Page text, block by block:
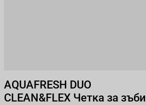
AQUAFRESH DUO
CLEAN&FLEX Четка за зъби